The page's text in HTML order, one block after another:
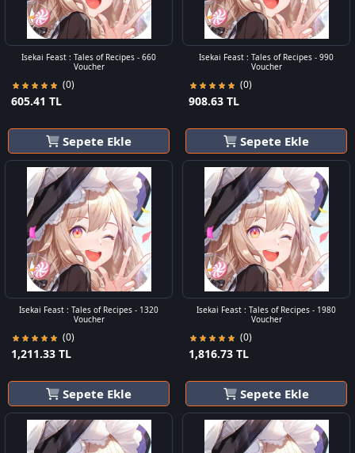
Isekai Feast : Tales of Recipes - 660
Voucher
(0)
605.41 TL
Sepete Ekle
Isekai Feast : Tales of Recipes - 990
Voucher
(0)
908.63 TL
Sepete Ekle
Isekai Feast : Tales of Recipes - 1320
Voucher
(0)
1,211.33 TL
Sepete Ekle
Isekai Feast : Tales of Recipes - 1980
Voucher
(0)
1,816.73 TL
Sepete Ekle